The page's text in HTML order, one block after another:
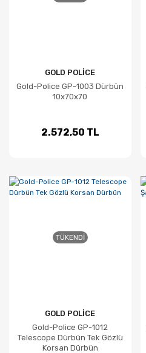
GOLD POLİCE
Gold-Police GP-1003 Dürbün
10x70x70
2.572,50 TL
TÜKENDI
GOLD POLİCE
Gold-Police GP-1012
Telescope Dürbün Tek Gözlü
Korsan Dürbün